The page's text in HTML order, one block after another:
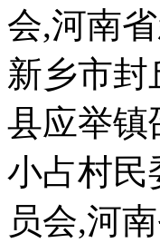
会,河南
新乡市
县应举镇
小占村民
员会,河